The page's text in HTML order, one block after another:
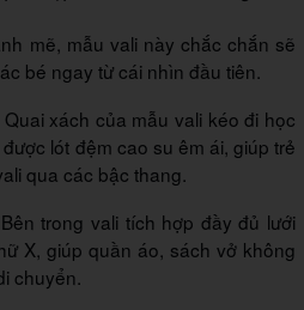
mẽ, mẫu vali này chắc chắn sẽ
bé ngay từ cái nhìn đầu tiên.
xách của mẫu vali kéo đi học
lót đệm cao su êm ái, giúp trẻ
qua các bậc thang.
trong vali tích hợp đầy đủ lưới
X, giúp quần áo, sách vở không
chuyển.